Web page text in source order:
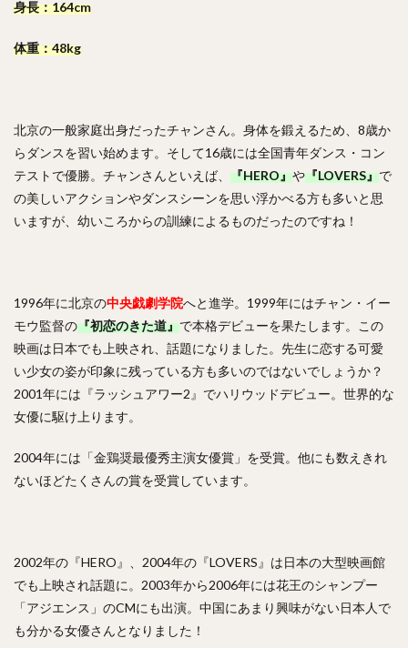
身長：164cm
体重：48kg
北京の一般家庭出身だったチャンさん。身体を鍛えるため、8歳か
らダンスを習い始めます。そして16歳には全国青年ダンス・コン
テストで優勝。チャンさんといえば、 『HERO』や『LOVERS』で
の美しいアクションやダンスシーンを思い浮かべる方も多いと思
いますが、幼いころからの訓練によるものだったのですね！
1996年に北京の中央戯劇学院へと進学。1999年にはチャン・イー
モウ監督の『初恋のきた道』で本格デビューを果たします。この
映画は日本でも上映され、話題になりました。先生に恋する可愛
い少女の姿が印象に残っている方も多いのではないでしょうか？
2001年には『ラッシュアワー2』でハリウッドデビュー。世界的な
女優に駆け上ります。
2004年には「金鶏奨最優秀主演女優賞」を受賞。他にも数えきれ
ないほどたくさんの賞を受賞しています。
2002年の『HERO』、2004年の『LOVERS』は日本の大型映画館
でも上映され話題に。2003年から2006年には花王のシャンプー
「アジエンス」のCMにも出演。中国にあまり興味がない日本人で
も分かる女優さんとなりました！